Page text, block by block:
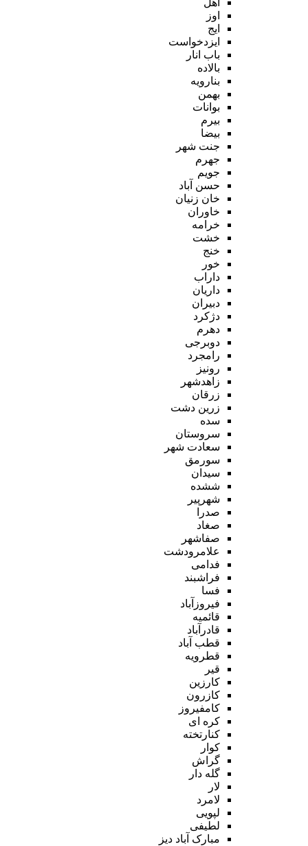
اوز
ایج
ایزدخواست
باب انار
بالاده
بنارویه
بهمن
بوانات
بیرم
بیضا
جنت شهر
جهرم
جویم
حسن آباد
خان زنیان
خاوران
خرامه
خشت
خنج
خور
داراب
داریان
دبیران
دژکرد
دهرم
دوبرجی
رامجرد
رونیز
زاهدشهر
زرقان
زرین دشت
سده
سروستان
سعادت شهر
سورمق
سیدان
ششده
شهرپیر
صدرا
صغاد
صفاشهر
علامرودشت
فدامی
فراشبند
فسا
فیروزآباد
قائمیه
قادرآباد
قطب آباد
قطرویه
قیر
کارزین
کازرون
کامفیروز
کره ای
کنارتخته
کوار
گراش
گله دار
لار
لامرد
لپویی
لطیفی
مبارک آباد دیز